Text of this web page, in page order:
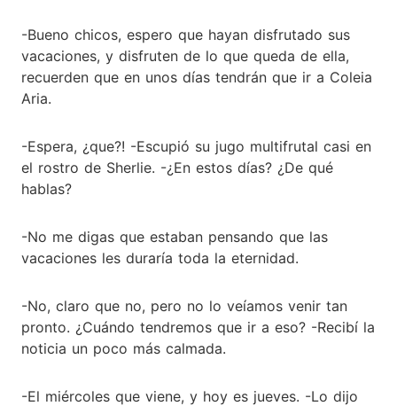
-Bueno chicos, espero que hayan disfrutado sus
vacaciones, y disfruten de lo que queda de ella,
recuerden que en unos días tendrán que ir a Coleia
Aria.
-Espera, ¿que?! -Escupió su jugo multifrutal casi en
el rostro de Sherlie. -¿En estos días? ¿De qué
hablas?
-No me digas que estaban pensando que las
vacaciones les duraría toda la eternidad.
-No, claro que no, pero no lo veíamos venir tan
pronto. ¿Cuándo tendremos que ir a eso? -Recibí la
noticia un poco más calmada.
-El miércoles que viene, y hoy es jueves. -Lo dijo